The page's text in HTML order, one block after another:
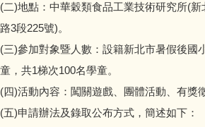
(二)地點：中華穀類食品工業技術研究所(新
路3段225號)。
(三)參加對象暨人數：設籍新北市暑假後國
童，共1梯次100名學童。
(四)活動內容：闖關遊戲、團體活動、有獎
(五)申請辦法及錄取公布方式，簡述如下：